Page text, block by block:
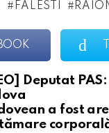
FALESTI
Deputat
a fost